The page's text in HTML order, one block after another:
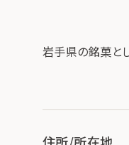
岩手県の銘菓と
住所/所在地